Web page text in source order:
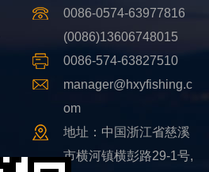
0086-0574-63977816
(0086)13606748015
0086-574-63827510
manager@hxyfishing.c
om
地址：中国浙江省慈溪
市横河镇横彭路29-1号,